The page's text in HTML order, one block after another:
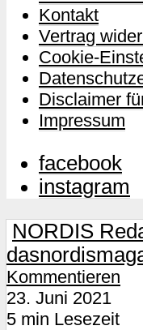
Kontakt
Vertrag
Cookie-
Disclaimer
Impressum
facebook
instagram
NORDIS
Kommentieren
23. Juni 2021
5 min Lesezeit